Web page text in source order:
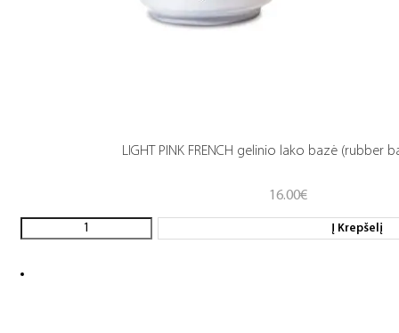
LIGHT PINK FRENCH gelinio lako bazė (rubber
16.00€
Į Krepšelį